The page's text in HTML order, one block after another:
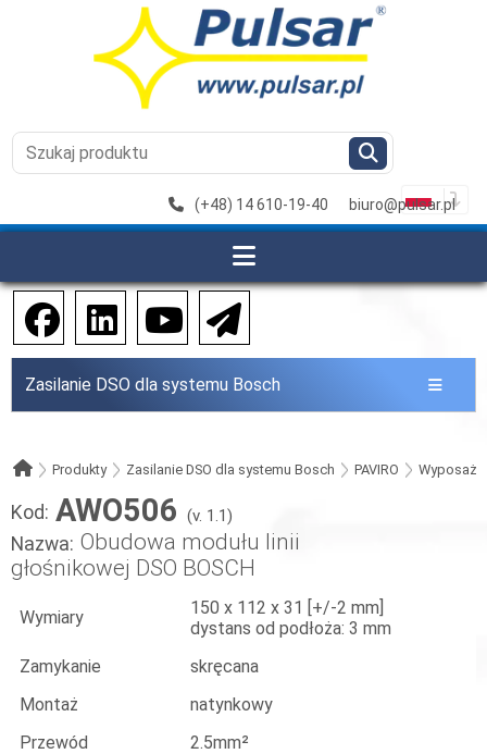
(+48) 14 610-19-40 biuro@pulsar.pl
Zasilanie DSO dla systemu Bosch
Produkty Zasilanie DSO dla systemu Bosch PAVIRO
Kod: AWO506 (v. 1.1)
Nazwa: Obudowa modułu linii
głośnikowej DSO BOSCH
Wymiary
150 x 112 x 31 [+/-2 mm]
dystans od podłoża: 3 mm
Zamykanie
skręcana
Montaż
natynkowy
Przewód
2.5mm²